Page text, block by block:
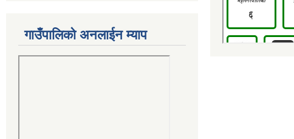
गाउँपालिको अनलाईन म्याप